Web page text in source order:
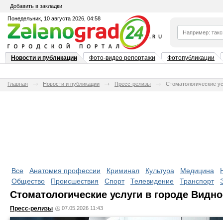
Добавить в закладки
Понедельник, 10 августа 2026, 04:58
Новости и публикации Фото-видео репортажи Фотопубликации
Главная Новости и публикации Пресс-релизы Стоматологические
Все Анатомия профессии Криминал Культура Медицина
Общество
Происшествия Спорт Телевидение Транспорт
Стоматологические услуги в городе
Пресс-релизы 07.05.2026 11:43